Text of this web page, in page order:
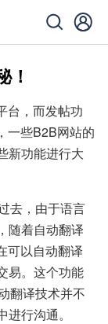
！
台，而发帖功
一些B2B网站的
新功能进行大
去，由于语言
随着自动翻译
可以自动翻译
易。这个功能
翻译技术并不
行沟通。